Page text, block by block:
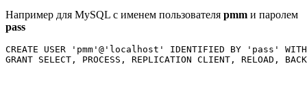
Например для MySQL с именем пользователя pmm и паролем
pass
CREATE USER 'pmm'@'localhost' IDENTIFIED BY 'pass' WITH
GRANT SELECT, PROCESS, REPLICATION CLIENT, RELOAD,